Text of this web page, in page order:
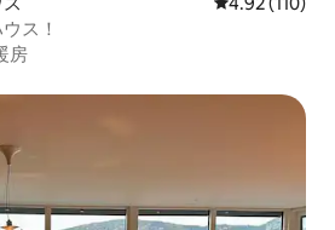
ス！
房
です。